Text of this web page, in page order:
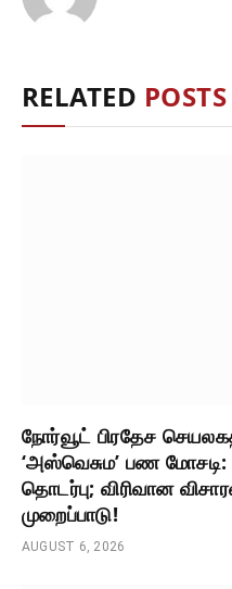
RELATED POSTS
நோர்வூட் பிரதேச
‘அஸ்வெசும’ பண மோசடி:
தொடர்பு; விரிவான
முறைப்பாடு!
AUGUST 6, 2026